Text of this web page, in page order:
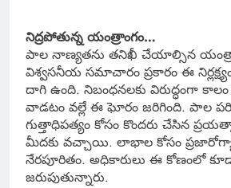
నిద్రపోతున్న యంత్రాంగం…
పాల నాణ్యతను తనిఖీ చేయాల్సిన
విశ్వసనీయ సమాచారం ప్రకారం ఈ
దాగి ఉంది. నిబంధనలకు విరుద్ధంగా
వాడటం వల్లే ఈ ఘోరం జరిగింది. పాల
గుత్తాధిపత్యం కోసం కొందరు చేసిన
మీదకు వచ్చాయి. లాభాల కోసం
నేరపూరితం. అధికారులు ఈ కోణంలో
జరుపుతున్నారు.